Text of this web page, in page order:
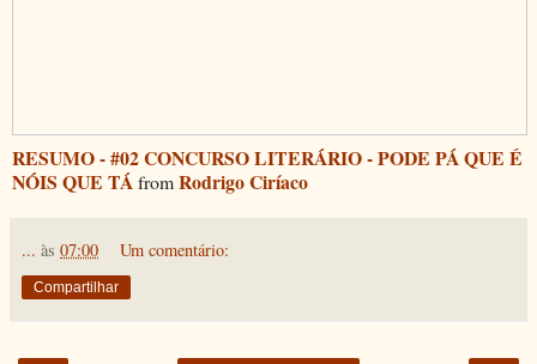
RESUMO - #02 CONCURSO LITERÁRIO - PODE PÁ QUE É
NÓIS QUE TÁfromRodrigo Ciríaco
... às 07:00 Um comentário:
Compartilhar